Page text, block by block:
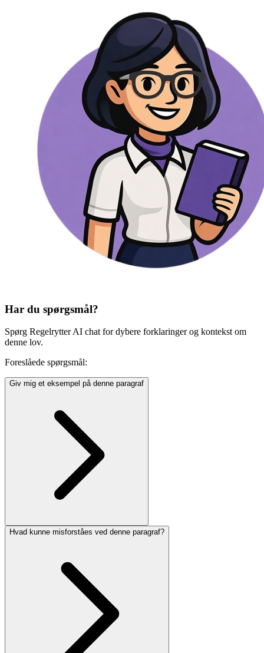
Har du spørgsmål?
Spørg Regelrytter AI chat for dybere forklaringer og kontekst om
denne lov.
Foreslåede spørgsmål:
Giv mig et eksempel på denne paragraf
Hvad kunne misforståes ved denne paragraf?